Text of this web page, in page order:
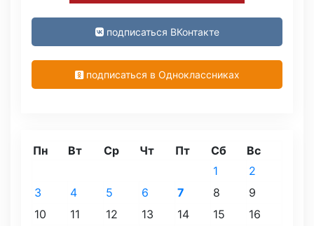
подписаться ВКонтакте
подписаться в Одноклассниках
Пн Вт Ср Чт Пт Сб Вс
1
2
3
4 5 6 7 8
9
10
11 12 13 14 15
16